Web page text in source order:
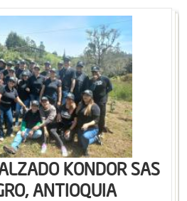
KONDOR SAS
ANTIOQUIA